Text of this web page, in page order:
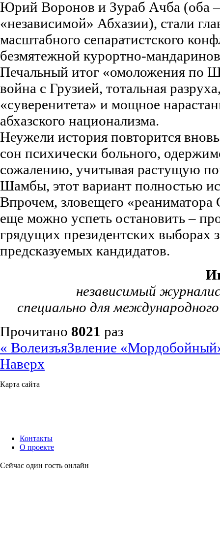
Юрий Воронов и Зураб Ачба (оба
«независимой» Абхазии), стали
масштабного сепаратистского
безмятежной курортно-
Печальный итог «омоложения по
война с Грузией, тотальная
«суверенитета» и мощное
абхазского национализма.
Неужели история повторится
сон психически больного,
сожалению, учитывая растущую
Шамбы, этот вариант полностью
Впрочем, зловещего
еще можно успеть остановить –
грядущих президентских выборах
предсказуемых кандидатов.
независимый
специально для
Прочитано 8021 раз
« ВолеизъяЗвление
Наверх
Карта сайта
Контакты
О проекте
Сейчас один гость онлайн